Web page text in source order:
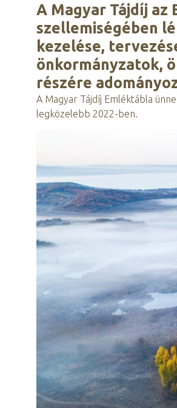
A Magyar Tájdíj az
szellemiségében
kezelése,
önkormányzatok,
részére
A Magyar Tájdíj Emléktábla
legközelebb 2022-ben.